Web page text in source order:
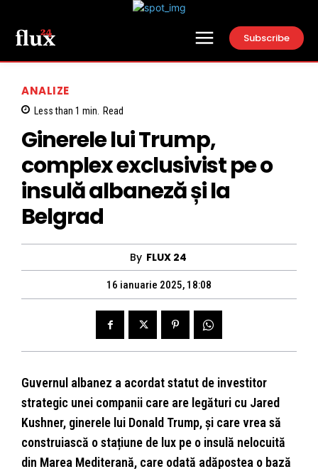
Subscribe
ANALIZE
Less than 1 min. Read
Ginerele lui Trump,
complex exclusivist pe o
insulă albaneză și la
Belgrad
By FLUX 24
16 ianuarie 2025, 18:08
Guvernul albanez a acordat statut de investitor
strategic unei companii care are legături cu Jared
Kushner, ginerele lui Donald Trump, și care vrea să
construiască o stațiune de lux pe o insulă nelocuită
din Marea Mediterană, care odată adăpostea o bază